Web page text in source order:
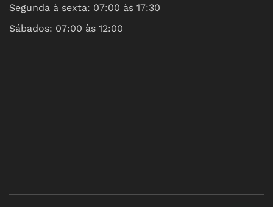
Segunda à sexta: 07:00 às 17:30
Sábados: 07:00 às 12:00